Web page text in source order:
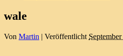
wale
Von Martin | Veröffentlicht